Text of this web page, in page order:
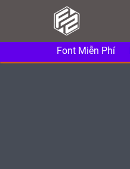
Font Miễn Phí